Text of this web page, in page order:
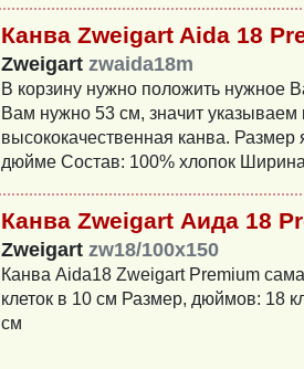
Канва Zweigart Aida 18
Zweigart zwaida18m
В корзину нужно положить нужное
Вам нужно 53 см, значит
высококачественная канва. Размер
дюйме Состав: 100% хлопок
Канва Zweigart Аида 18
Zweigart zw18/100x150
Канва Aida18 Zweigart Premium
клеток в 10 см Размер, дюймов: 18
см